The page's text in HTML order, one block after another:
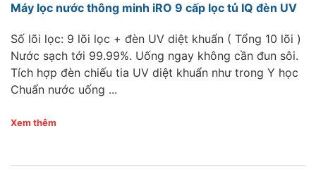
Máy lọc nước thông minh iRO 9 cấp lọc tủ IQ đèn UV
Số lõi lọc: 9 lõi lọc + đèn UV diệt khuẩn ( Tổng 10 lõi )
Nước sạch tới 99.99%. Uống ngay không cần đun sôi.
Tích hợp đèn chiếu tia UV diệt khuẩn như trong Y học
Chuẩn nước uống ...
Xem thêm